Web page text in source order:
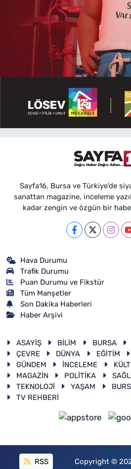
Sayfa16, Bursa ve Türkiye'de
sanattan magazine, inceleme
kadar zengin ve özgün bir
Hava Durumu
Trafik Durumu
Puan Durumu ve Fikstür
Tüm Manşetler
Son Dakika Haberleri
Haber Arşivi
ASAYİŞ BİLİM BURSA
ÇEVRE
DÜNYA EĞİTİM
GÜNDEM
İNCELEME
MAGAZİN
POLİTİKA
TEKNOLOJİ
YAŞAM
TV REHBERİ
RSS Copyright ©